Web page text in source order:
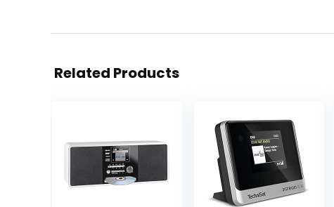
Related Products